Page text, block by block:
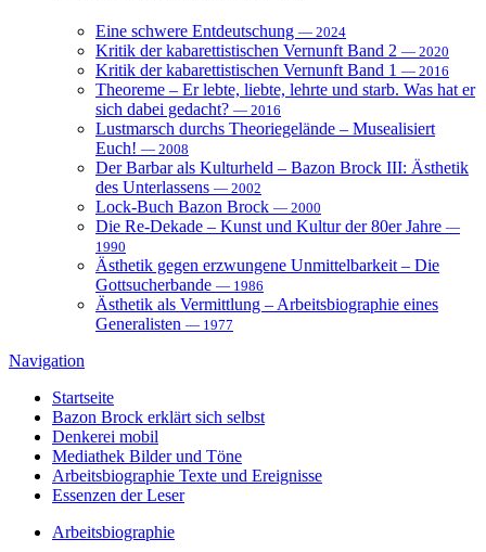
Eine schwere Entdeutschung — 2024
Kritik der kabarettistischen Vernunft Band 2 — 2020
Kritik der kabarettistischen Vernunft Band 1 — 2016
Theoreme – Er lebte, liebte, lehrte und starb. Was hat er
sich dabei gedacht? — 2016
Lustmarsch durchs Theoriegelände – Musealisiert
Euch! — 2008
Der Barbar als Kulturheld – Bazon Brock III: Ästhetik
des Unterlassens — 2002
Lock-Buch Bazon Brock — 2000
Die Re-Dekade – Kunst und Kultur der 80er Jahre —
1990
Ästhetik gegen erzwungene Unmittelbarkeit – Die
Gottsucherbande — 1986
Ästhetik als Vermittlung – Arbeitsbiographie eines
Generalisten — 1977
Navigation
Startseite
Bazon Brock erklärt sich selbst
Denkerei mobil
Mediathek Bilder und Töne
Arbeitsbiographie Texte und Ereignisse
Essenzen der Leser
Arbeitsbiographie